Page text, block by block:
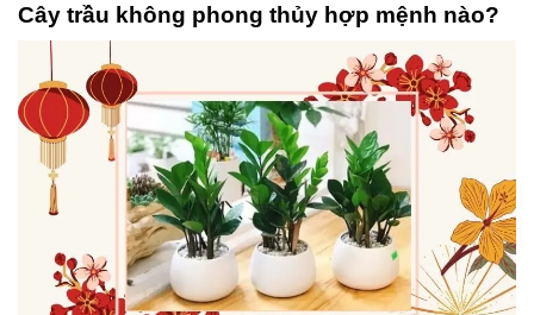
Cây trầu không phong thủy hợp mệnh nào?